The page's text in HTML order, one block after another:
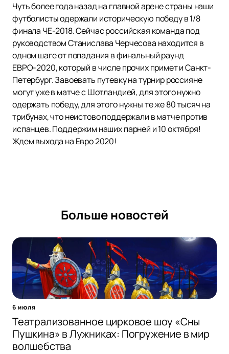
Чуть более года назад на главной арене страны наши
футболисты одержали историческую победу в 1/8
финала ЧЕ-2018. Сейчас российская команда под
руководством Станислава Черчесова находится в
одном шаге от попадания в финальный раунд
ЕВРО-2020, который в числе прочих примет и Санкт-
Петербург. Завоевать путевку на турнир россияне
могут уже в матче с Шотландией, для этого нужно
одержать победу, для этого нужны те же 80 тысяч на
трибунах, что неистово поддержали в матче против
испанцев. Поддержим наших парней и 10 октября!
Ждем выхода на Евро 2020!
Больше новостей
6 июля
Театрализованное цирковое шоу «Сны
Пушкина» в Лужниках: Погружение в мир
волшебства